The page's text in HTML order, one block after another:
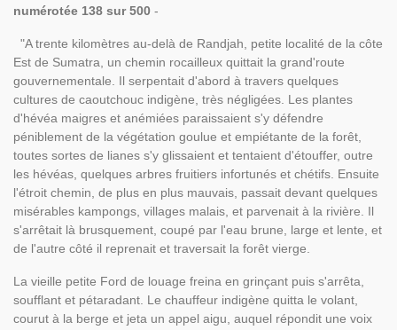
numérotée 138 sur 500 -
"A trente kilomètres au-delà de Randjah, petite localité de la côte
Est de Sumatra, un chemin rocailleux quittait la grand'route
gouvernementale. Il serpentait d'abord à travers quelques
cultures de caoutchouc indigène, très négligées. Les plantes
d'hévéa maigres et anémiées paraissaient s'y défendre
péniblement de la végétation goulue et empiétante de la forêt,
toutes sortes de lianes s'y glissaient et tentaient d'étouffer, outre
les hévéas, quelques arbres fruitiers infortunés et chétifs. Ensuite
l'étroit chemin, de plus en plus mauvais, passait devant quelques
misérables kampongs, villages malais, et parvenait à la rivière. Il
s'arrêtait là brusquement, coupé par l'eau brune, large et lente, et
de l'autre côté il reprenait et traversait la forêt vierge.
La vieille petite Ford de louage freina en grinçant puis s'arrêta,
soufflant et pétaradant. Le chauffeur indigène quitta le volant,
courut à la berge et jeta un appel aigu, auquel répondit une voix